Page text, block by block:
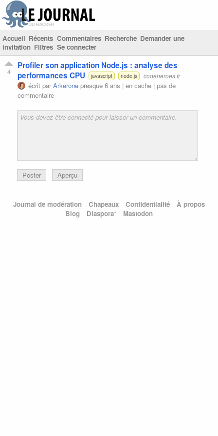
Accueil Récents Commentaires Recherche Demander une
invitation Filtres Se connecter
4
Profiler son application Node.js : analyse des
performances CPU
javascript node.js codeheroes.fr
écrit parArkerone presque 6 ans | en cache | pas de
commentaire
Poster Aperçu
Journal de modération Chapeaux Confidentialité
À propos
Blog
Diaspora* Mastodon